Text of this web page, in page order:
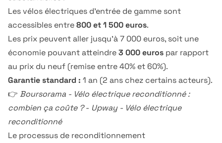
Les vélos électriques d'entrée de gamme sont
accessibles entre800 et 1 500 euros.
Les prix peuvent aller jusqu'à 7 000 euros, soit une
économie pouvant atteindre3 000 euros par rapport
au prix du neuf (remise entre 40% et 60%).
Garantie standard : 1 an (2 ans chez certains acteurs).
👉 Boursorama - Vélo électrique reconditionné :
combien ça coûte ?- Upway - Vélo électrique
reconditionné
Le processus de reconditionnement